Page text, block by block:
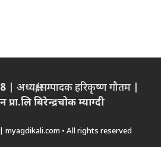
| अध्यक्ष/सम्पादक हरिकृष्ण गौतम |
बिरेन्द्रचोक म्याग्दी
• All rights reserved